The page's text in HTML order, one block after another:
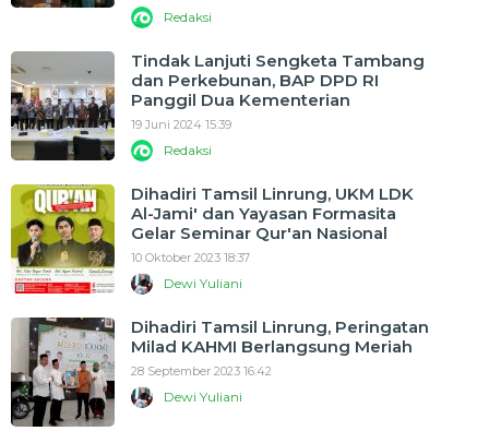
Redaksi
Tindak Lanjuti Sengketa Tambang
dan Perkebunan, BAP DPD RI
Panggil Dua Kementerian
19 Juni 2024 15:39
Redaksi
Dihadiri Tamsil Linrung, UKM LDK
Al-Jami' dan Yayasan Formasita
Gelar Seminar Qur'an Nasional
10 Oktober 2023 18:37
Dewi Yuliani
Dihadiri Tamsil Linrung, Peringatan
Milad KAHMI Berlangsung Meriah
28 September 2023 16:42
Dewi Yuliani